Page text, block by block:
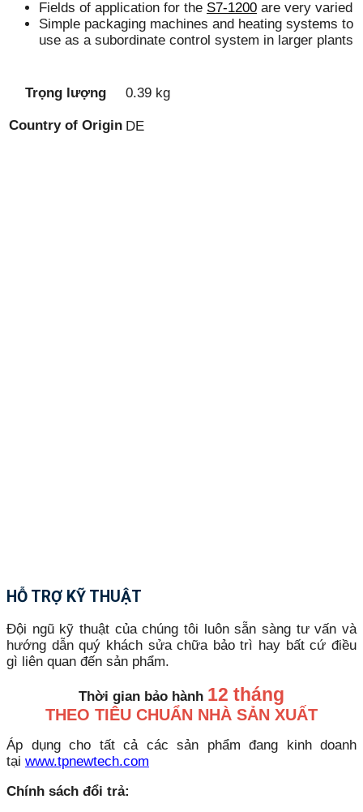
Fields of application for the S7-1200 are very varied
Simple packaging machines and heating systems to
use as a subordinate control system in larger plants
Trọng lượng 0.39 kg
Country of Origin DE
HỖ TRỢ KỸ THUẬT
Đội ngũ kỹ thuật của chúng tôi luôn sẵn sàng tư vấn và
hướng dẫn quý khách sửa chữa bảo trì hay bất cứ điều
gì liên quan đến sản phẩm.
Thời gian bảo hành 12 tháng
THEO TIÊU CHUẨN NHÀ SẢN XUẤT
Áp dụng cho tất cả các sản phẩm đang kinh doanh
tại www.tpnewtech.com
Chính sách đổi trả: